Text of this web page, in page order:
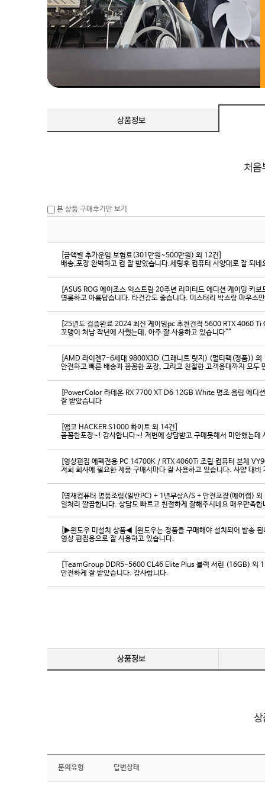
본 상품 구매후기만 보기
[금액별 추가운임 보험료(301만원~500만원) 외 12건]
배송,포장 완벽하고 컴 잘 받았습니다.세팅후 컴퓨터 사양대로 잘 되
[ASUS ROG 에이조스 익스트림 20주년 리미티드 에디션 게이밍 키
영롱하고 아름답습니다. 타건감도 좋습니다. 미스터리 박스랑 마우스
[25년도 검증완료 2024 최신 게이밍pc 추천견적 5600 RTX 4060
꼬맹이 처남 작년에 사줬는데, 아주 잘 사용하고 있습니다^^
[AMD 라이젠7-6세대 9800X3D (그래니트 릿지) (멀티팩(정품)) 외
[PowerColor 라데온 RX 7700 XT D6 12GB White 명조 음림 에디
잘 받았습니다
[앱코 HACKER S1000 화이트 외 14건]
꼼꼼한포장~! 감사합니다~! 저번에 상담받고 구매못해서 미안했는
[영상편집 에펙전용 PC 14700K / RTX 4060Ti 조립 컴퓨터 본체
[영재컴퓨터 명품조립(일반PC) + 1년무상A/S + 안전포장(에어캡)
일처리 깔끔합니다. 상담도 빠르고 친절하게 잘해주시네요 매우만족
[▶윈도우 미설치 상품◀ [윈도우는 정품을 구매해야 설치되어 발송
영상 편집용으로 잘 사용하고 있습니다.
[TeamGroup DDR5-5600 CL46 Elite Plus 블랙 서린 (16GB) 외
안전하게 잘 받았습니다. 감사합니다.
문의유형 답변상태